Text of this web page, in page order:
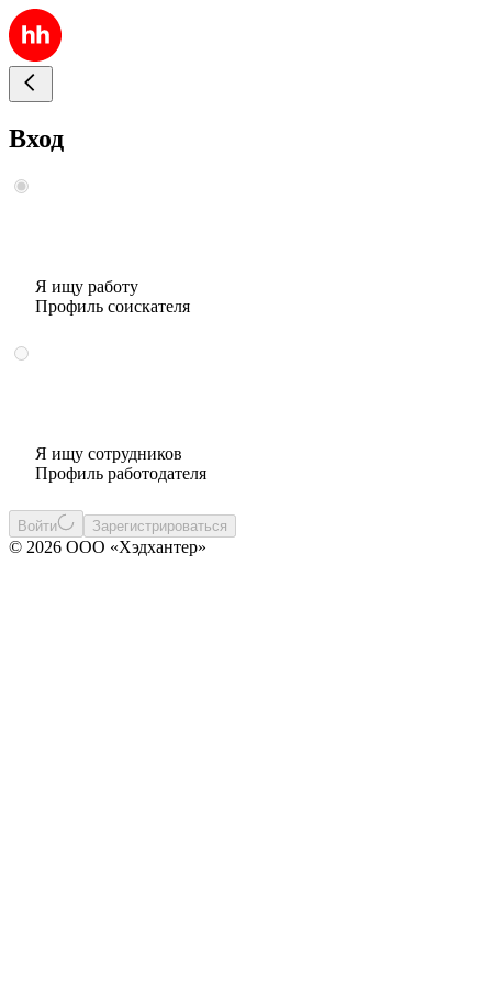
Вход
Я ищу работу
Профиль соискателя
Я ищу сотрудников
Профиль работодателя
Войти Зарегистрироваться
© 2026 ООО «Хэдхантер»